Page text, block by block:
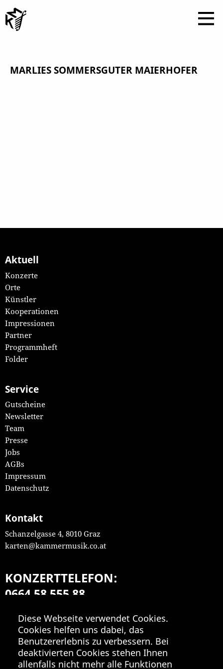
Diese Webseite verwendet Cookies.
Cookies helfen uns dabei, das
Benutzererlebnis zu verbessern. Bei
deaktivierten Cookies stehen Ihnen
allenfalls nicht mehr alle Funktionen
MARLIES SOMMERSGUTER MAIERHOFER
Aktuell
Konzerte
Orte
Künstler
Kooperationen
Impressionen
Partner
Programmheft
Folder
Service
Gutscheine
Newsletter
Team
Presse
Jobs
AGBs
Impressum
Datenschutz
Kontakt
Schanzelgasse 4, 8010 Graz
karten@kammermusik.co.at
KONZERTTELEFON:
0664 58 555 88
Mo-Fr 9:00-18:00